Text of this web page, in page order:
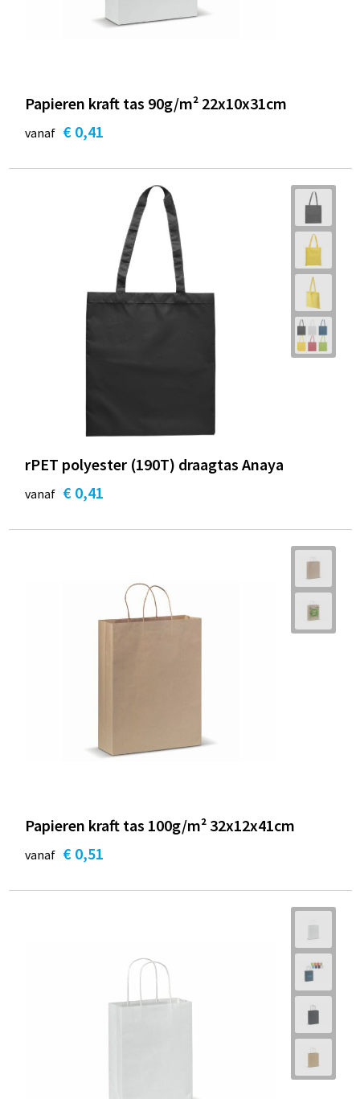
Papieren kraft tas 90g/m² 22x10x31cm
vanaf € 0,41
rPET polyester (190T) draagtas Anaya
vanaf € 0,41
Papieren kraft tas 100g/m² 32x12x41cm
vanaf € 0,51